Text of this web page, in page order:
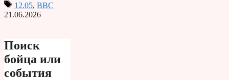
12.05, ВВС
21.06.2026
Поиск
бойца или
события